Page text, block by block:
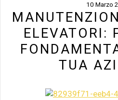
10 Marzo
ELEVATORI:
TUA